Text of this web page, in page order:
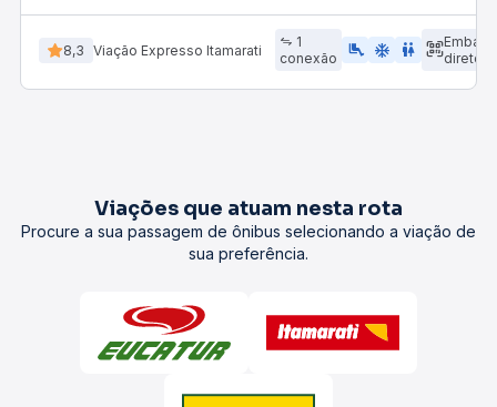
8,3 Viação Expresso Itamarati
1
conexão
airline_seat_legroom_extra ac_unit wc
direto
Viações que atuam nesta rota
Procure a sua passagem de ônibus selecionando a viação de
sua preferência.